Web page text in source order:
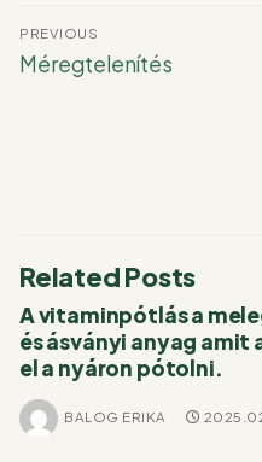
Bejegyzés
navigáció
PREVIOUS
Previous
Méregtelenítés
Related Posts
A vitaminpótlás a
és ásványi anyag amit
el a nyáron pótolni.
BALOG ERIKA